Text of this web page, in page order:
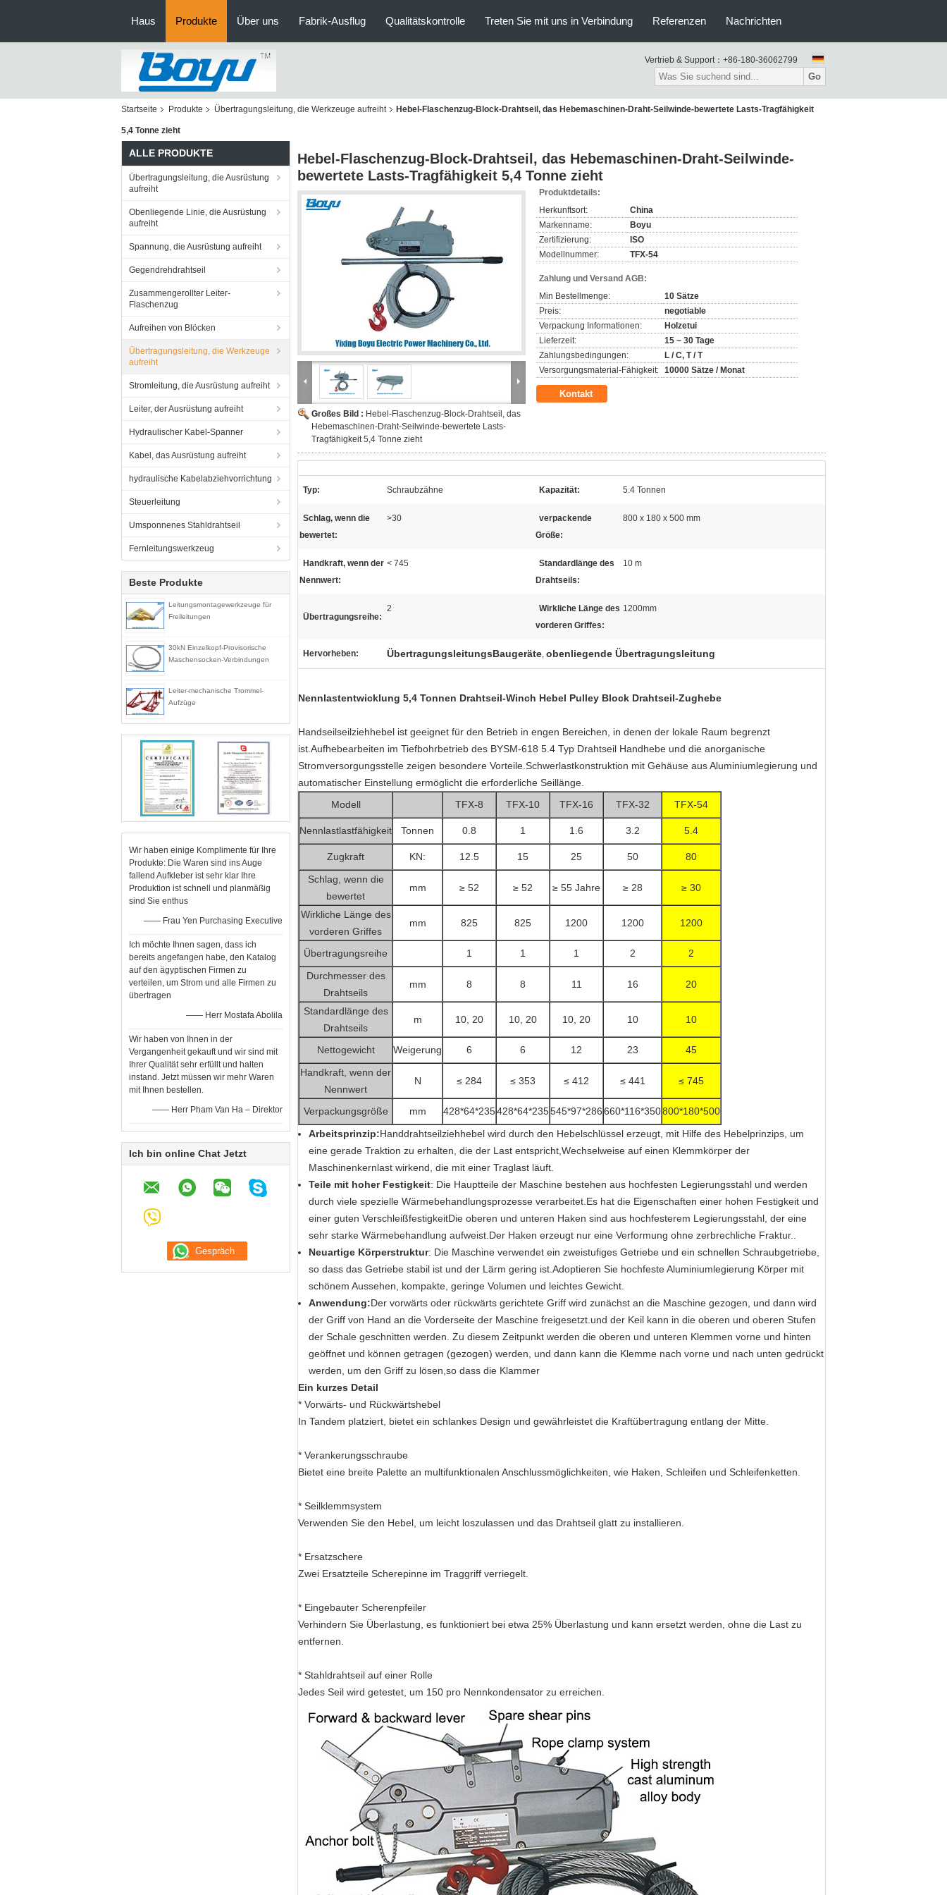
Haus Produkte Über uns Fabrik-Ausflug Qualitätskontrolle Treten Sie mit uns in Verbindung Referenzen Nachrichten
Vertrieb & Support： +86-180-36062799
Go
Startseite Produkte Übertragungsleitung, die Werkzeuge aufreiht Hebel-Flaschenzug-Block-Drahtseil, das Hebemaschinen-Draht-Seilwinde-bewertete Lasts-Tragfähigkeit
5,4 Tonne zieht
ALLE PRODUKTE
Übertragungsleitung, die Ausrüstung
aufreiht
Obenliegende Linie, die Ausrüstung
aufreiht
Spannung, die Ausrüstung aufreiht
Gegendrehdrahtseil
Zusammengerollter Leiter-
Flaschenzug
Aufreihen von Blöcken
Übertragungsleitung, die Werkzeuge
aufreiht
Stromleitung, die Ausrüstung aufreiht
Leiter, der Ausrüstung aufreiht
Hydraulischer Kabel-Spanner
Kabel, das Ausrüstung aufreiht
hydraulische Kabelabziehvorrichtung
Steuerleitung
Umsponnenes Stahldrahtseil
Fernleitungswerkzeug
Beste Produkte
Leitungsmontagewerkzeuge für
Freileitungen
30kN Einzelkopf-Provisorische
Maschensocken-Verbindungen
Leiter-mechanische Trommel-
Aufzüge
Wir haben einige Komplimente für Ihre
Produkte: Die Waren sind ins Auge
fallend Aufkleber ist sehr klar Ihre
Produktion ist schnell und planmäßig
sind Sie enthus
—— Frau Yen Purchasing Executive
Ich möchte Ihnen sagen, dass ich
bereits angefangen habe, den Katalog
auf den ägyptischen Firmen zu
verteilen, um Strom und alle Firmen zu
übertragen
—— Herr Mostafa Abolila
Wir haben von Ihnen in der
Vergangenheit gekauft und wir sind mit
Ihrer Qualität sehr erfüllt und halten
instand. Jetzt müssen wir mehr Waren
mit Ihnen bestellen.
—— Herr Pham Van Ha – Direktor
Ich bin online Chat Jetzt
Hebel-Flaschenzug-Block-Drahtseil, das Hebemaschinen-Draht-Seilwinde-
bewertete Lasts-Tragfähigkeit 5,4 Tonne zieht
Großes Bild : Hebel-Flaschenzug-Block-Drahtseil, das
Hebemaschinen-Draht-Seilwinde-bewertete Lasts-
Tragfähigkeit 5,4 Tonne zieht
Produktdetails:
Herkunftsort:
China
Markenname:
Boyu
Zertifizierung:
ISO
Modellnummer:
TFX-54
Zahlung und Versand AGB:
Min Bestellmenge:
10 Sätze
Preis:
negotiable
Verpackung Informationen:
Holzetui
Lieferzeit:
15 ~ 30 Tage
Zahlungsbedingungen:
L / C, T / T
Versorgungsmaterial-Fähigkeit: 10000 Sätze / Monat
Kontakt
Typ: Schraubzähne Kapazität: 5.4 Tonnen
Schlag, wenn die
bewertet:
>30
verpackende
Größe:
800 x 180 x 500 mm
Handkraft, wenn der
Nennwert:
< 745
Standardlänge des
Drahtseils:
10 m
Übertragungsreihe:
2
Wirkliche Länge des
vorderen Griffes:
1200mm
Hervorheben: ÜbertragungsleitungsBaugeräte, obenliegende Übertragungsleitung
Nennlastentwicklung 5,4 Tonnen Drahtseil-Winch Hebel Pulley Block Drahtseil-Zughebe
Handseilseilziehhebel ist geeignet für den Betrieb in engen Bereichen, in denen der lokale Raum begrenzt
ist.Aufhebearbeiten im Tiefbohrbetrieb des BYSM-618 5.4 Typ Drahtseil Handhebe und die anorganische
Stromversorgungsstelle zeigen besondere Vorteile.Schwerlastkonstruktion mit Gehäuse aus Aluminiumlegierung und
automatischer Einstellung ermöglicht die erforderliche Seillänge.
Modell
TFX-8 TFX-10 TFX-16 TFX-32 TFX-54
Nennlastlastfähigkeit Tonnen 0.8 1 1.6 3.2 5.4
Zugkraft KN: 12.5 15 25 50
80
Schlag, wenn die
bewertet
mm ≥ 52 ≥ 52 ≥ 55 Jahre ≥ 28 ≥ 30
Wirkliche Länge des
vorderen Griffes
mm 825 825 1200 1200 1200
Übertragungsreihe 1 1 1 2
2
Durchmesser des
Drahtseils
mm 8 8 11 16 20
Standardlänge des
Drahtseils
m 10, 20 10, 20 10, 20 10 10
Nettogewicht Weigerung 6 6 12 23
45
Handkraft, wenn der
Nennwert
N ≤ 284 ≤ 353 ≤ 412 ≤ 441 ≤ 745
Verpackungsgröße mm 428*64*235428*64*235545*97*286660*116*350800*180*500
Arbeitsprinzip:Handdrahtseilziehhebel wird durch den Hebelschlüssel erzeugt, mit Hilfe des Hebelprinzips, um
eine gerade Traktion zu erhalten, die der Last entspricht,Wechselweise auf einen Klemmkörper der
Maschinenkernlast wirkend, die mit einer Traglast läuft.
Teile mit hoher Festigkeit: Die Hauptteile der Maschine bestehen aus hochfesten Legierungsstahl und werden
durch viele spezielle Wärmebehandlungsprozesse verarbeitet.Es hat die Eigenschaften einer hohen Festigkeit und
einer guten VerschleißfestigkeitDie oberen und unteren Haken sind aus hochfesterem Legierungsstahl, der eine
sehr starke Wärmebehandlung aufweist.Der Haken erzeugt nur eine Verformung ohne zerbrechliche Fraktur..
Neuartige Körperstruktur: Die Maschine verwendet ein zweistufiges Getriebe und ein schnellen Schraubgetriebe,
so dass das Getriebe stabil ist und der Lärm gering ist.Adoptieren Sie hochfeste Aluminiumlegierung Körper mit
schönem Aussehen, kompakte, geringe Volumen und leichtes Gewicht.
Anwendung:Der vorwärts oder rückwärts gerichtete Griff wird zunächst an die Maschine gezogen, und dann wird
der Griff von Hand an die Vorderseite der Maschine freigesetzt.und der Keil kann in die oberen und oberen Stufen
der Schale geschnitten werden. Zu diesem Zeitpunkt werden die oberen und unteren Klemmen vorne und hinten
geöffnet und können getragen (gezogen) werden, und dann kann die Klemme nach vorne und nach unten gedrückt
werden, um den Griff zu lösen,so dass die Klammer
Ein kurzes Detail
* Vorwärts- und Rückwärtshebel
In Tandem platziert, bietet ein schlankes Design und gewährleistet die Kraftübertragung entlang der Mitte.
* Verankerungsschraube
Bietet eine breite Palette an multifunktionalen Anschlussmöglichkeiten, wie Haken, Schleifen und Schleifenketten.
* Seilklemmsystem
Verwenden Sie den Hebel, um leicht loszulassen und das Drahtseil glatt zu installieren.
* Ersatzschere
Zwei Ersatzteile Scherepinne im Traggriff verriegelt.
* Eingebauter Scherenpfeiler
Verhindern Sie Überlastung, es funktioniert bei etwa 25% Überlastung und kann ersetzt werden, ohne die Last zu
entfernen.
* Stahldrahtseil auf einer Rolle
Jedes Seil wird getestet, um 150 pro Nennkondensator zu erreichen.